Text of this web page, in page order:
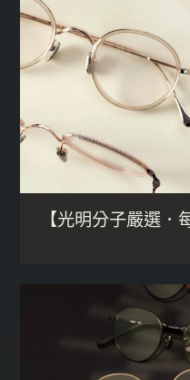
【光明分子嚴選